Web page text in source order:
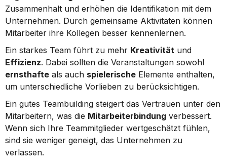
Zusammenhalt und erhöhen die Identifikation mit dem
Unternehmen. Durch gemeinsame Aktivitäten können
Mitarbeiter ihre Kollegen besser kennenlernen.
Ein starkes Team führt zu mehr Kreativität
Effizienz
ernsthafte als auch spielerische Elemente enthalten,
um unterschiedliche Vorlieben zu berücksichtigen.
Ein gutes Teambuilding steigert das Vertrauen unter den
Mitarbeitern, was die Mitarbeiterbindung verbessert.
Wenn sich Ihre Teammitglieder wertgeschätzt fühlen,
sind sie weniger geneigt, das Unternehmen zu
verlassen.